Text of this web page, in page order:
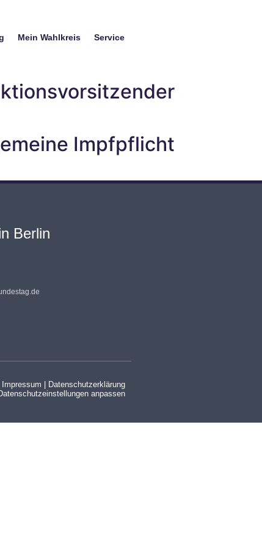
Mein Wahlkreis Service
Impfpflicht
Berlin
Impressum
Datenschutzerklärung
anpassen